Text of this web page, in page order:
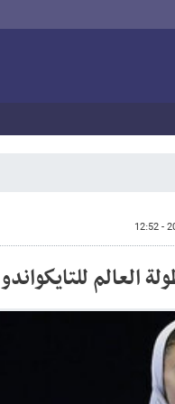
العالم للتايكواندو